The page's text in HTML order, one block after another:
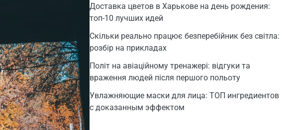
Доставка цветов в Харькове на день рождения:
топ-10 лучших идей
Скільки реально працює безперебійник без світла:
розбір на прикладах
Політ на авіаційному тренажері: відгуки та
враження людей після першого польоту
Увлажняющие маски для лица: ТОП ингредиентов
с доказанным эффектом